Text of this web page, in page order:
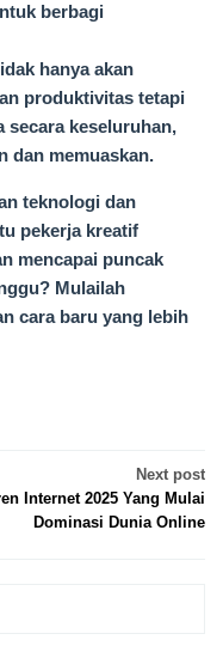
berbagi
hanya akan
produktivitas tetapi
secara keseluruhan,
dan memuaskan.
teknologi dan
pekerja kreatif
mencapai puncak
Mulailah
cara baru yang lebih
Next post
Internet 2025 Yang Mulai
Dominasi Dunia Online